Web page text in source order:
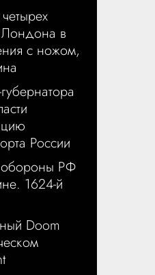
в
с ножом,
России
РФ
1624-й
Doom